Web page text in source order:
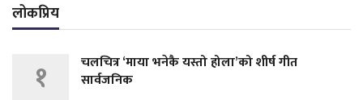
लोकप्रिय
१
चलचित्र ‘माया भनेकै यस्तो होला’को शीर्ष गीत
सार्वजनिक